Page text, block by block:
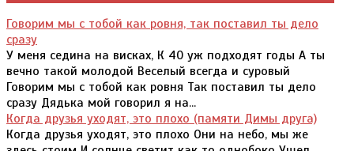
Говорим мы с тобой как ровня, так поставил ты дело
сразу
У меня седина на висках, К 40 уж подходят годы А ты
вечно такой молодой Веселый всегда и суровый
Говорим мы с тобой как ровня Так поставил ты дело
сразу Дядька мой говорил я на...
Когда друзья уходят, это плохо (памяти Димы друга)
Когда друзья уходят, это плохо Они на небо, мы же